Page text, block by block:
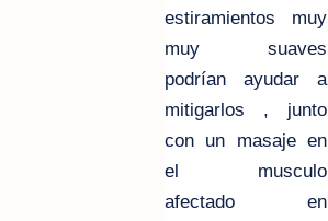
estiramientos muy
muy suaves
podrían ayudar a
mitigarlos , junto
con un masaje en
el musculo
afectado en